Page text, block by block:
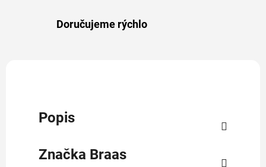
Doručujeme rýchlo
Popis
Značka Braas